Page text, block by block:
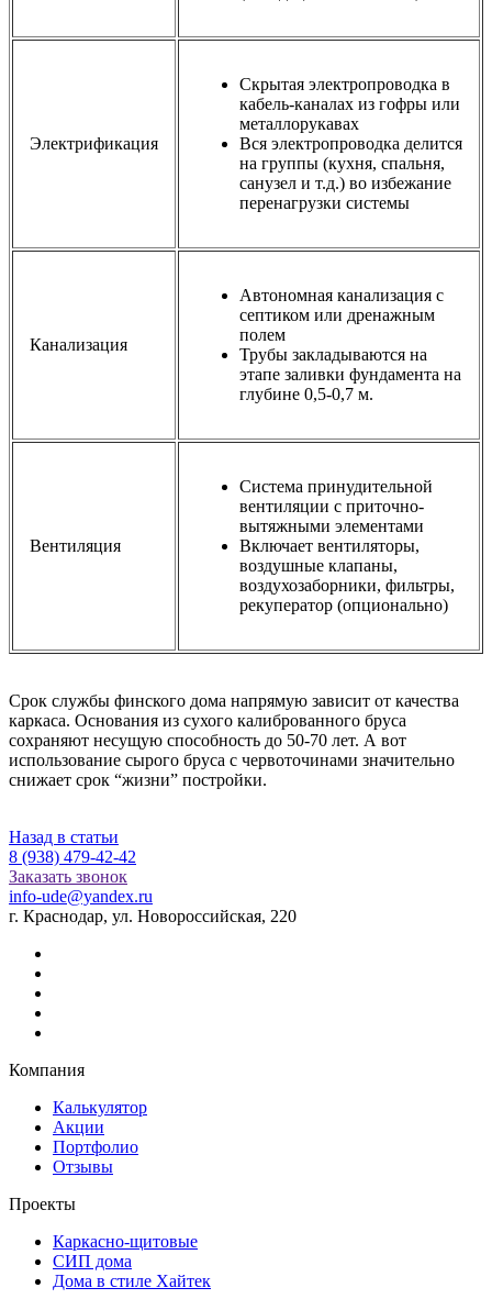
Электрификация
Скрытая электропроводка в
кабель-каналах из гофры или
металлорукавах
Вся электропроводка делится
на группы (кухня, спальня,
санузел и т.д.) во избежание
перенагрузки системы
Канализация
Автономная канализация с
септиком или дренажным
полем
Трубы закладываются на
этапе заливки фундамента на
глубине 0,5-0,7 м.
Вентиляция
Система принудительной
вентиляции с приточно-
вытяжными элементами
Включает вентиляторы,
воздушные клапаны,
воздухозаборники, фильтры,
рекуператор (опционально)
Срок службы финского дома напрямую зависит от качества
каркаса. Основания из сухого калиброванного бруса
сохраняют несущую способность до 50-70 лет. А вот
использование сырого бруса с червоточинами значительно
снижает срок “жизни” постройки.
Назад в статьи
8 (938) 479-42-42
Заказать звонок
info-ude@yandex.ru
г. Краснодар, ул. Новороссийская, 220
Компания
Калькулятор
Акции
Портфолио
Отзывы
Проекты
Каркасно-щитовые
СИП дома
Дома в стиле Хайтек